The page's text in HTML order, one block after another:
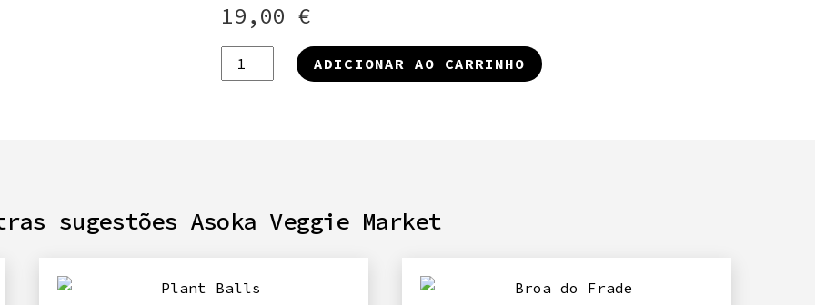
19,00 €
Quantidade
de
ADICIONAR AO CARRINHO
sugestões Asoka Veggie Market